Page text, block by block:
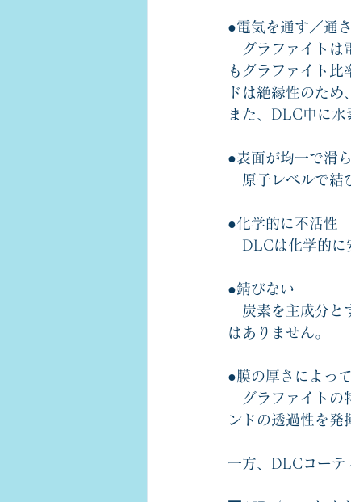
●電気を通す／通
グラファイトは
もグラファイト
ドは絶縁性のた
また、DLC中に水
●表面が均一で滑
原子レベルで結
●化学的に不活性
DLCは化学的に
●錆びない
炭素を主成分と
はありません。
●膜の厚さによっ
グラファイトの
ンドの透過性を発
一方、DLCコーテ